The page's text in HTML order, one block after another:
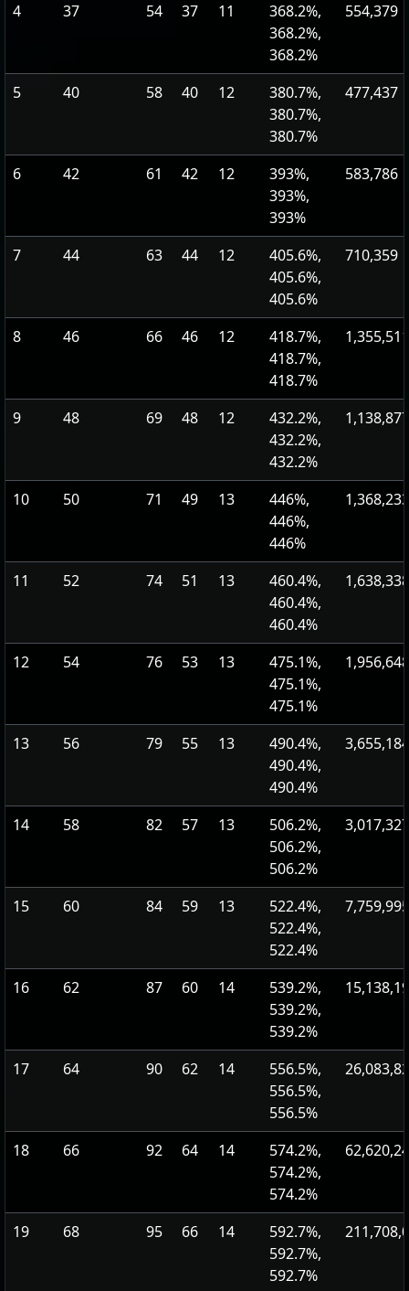
4 37 54 37 11
368.2%,
368.2%,
368.2%
554,379
5 40 58 40 12
380.7%,
380.7%,
380.7%
477,437
6 42 61 42 12
393%,
393%,
393%
583,786
7 44 63 44 12
405.6%,
405.6%,
405.6%
710,359
8 46 66 46 12
418.7%,
418.7%,
418.7%
1,355,511
9 48 69 48 12
432.2%,
432.2%,
432.2%
1,138,877
10 50 71 49 13
446%,
446%,
446%
1,368,233
11 52 74 51 13
460.4%,
460.4%,
460.4%
1,638,338
12 54 76 53 13
475.1%,
475.1%,
475.1%
1,956,648
13 56 79 55 13
490.4%,
490.4%,
490.4%
3,655,184
14 58 82 57 13
506.2%,
506.2%,
506.2%
3,017,327
15 60 84 59 13
522.4%,
522.4%,
522.4%
7,759,995
16 62 87 60 14
539.2%,
539.2%,
539.2%
17 64 90 62 14
556.5%,
556.5%,
556.5%
18 66 92 64 14
574.2%,
574.2%,
574.2%
19 68 95 66 14
592.7%,
592.7%,
592.7%